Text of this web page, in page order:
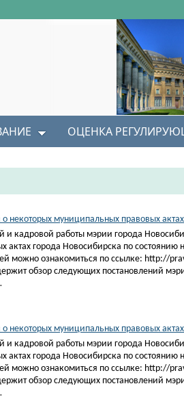
ОЦЕНКА
некоторых муниципальных правовых
и кадровой работы мэрии города
актах города Новосибирска по состоянию
можно ознакомиться по ссылке: http://
обзор следующих постановлений
некоторых муниципальных правовых
и кадровой работы мэрии города
актах города Новосибирска по состоянию
можно ознакомиться по ссылке: http://
обзор следующих постановлений